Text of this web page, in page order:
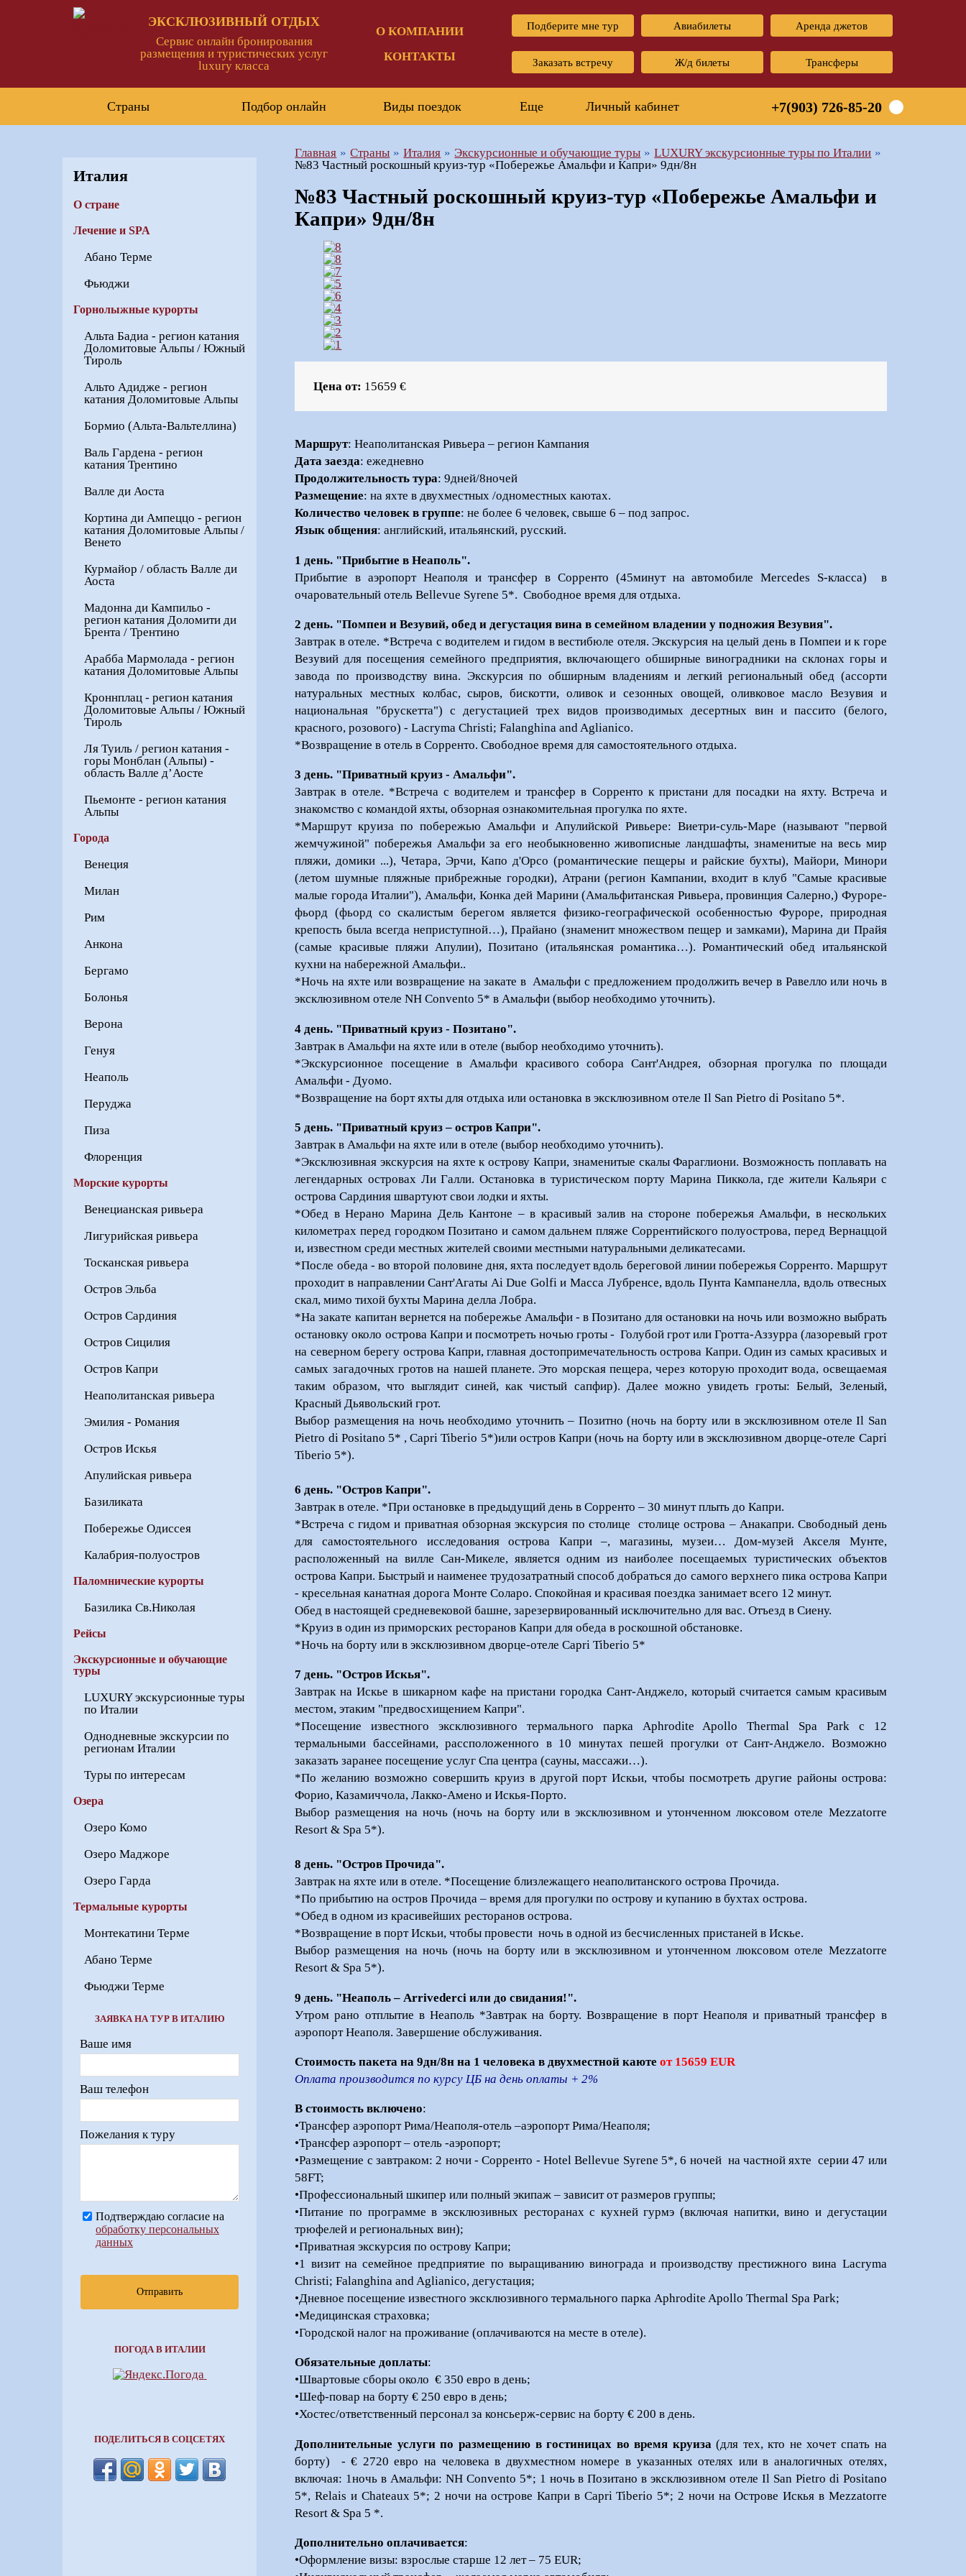
ЭКСКЛЮЗИВНЫЙ ОТДЫХ
Сервис онлайн бронирования
размещения и туристических услуг
luxury класса
О КОМПАНИИ
КОНТАКТЫ
Подберите мне тур Авиабилеты Аренда джетов
Заказать встречу Ж/д билеты Трансферы
Страны Подбор онлайн Виды поездок Еще Личный кабинет +7(903) 726-85-20
Главная Страны Италия Экскурсионные и обучающие туры
LUXURY экскурсионные туры по Италии
№83 Частный роскошный круиз-тур «Побережье Амальфи и Капри» 9дн/8н
№83 Частный роскошный круиз-тур «Побережье Амальфи и
Капри» 9дн/8н
Цена от: 15659 €
Маршрут: Неаполитанская Ривьера – регион Кампания
Дата заезда: ежедневно
Продолжительность тура: 9дней/8ночей
Размещение: на яхте в двухместных /одноместных каютах.
Количество человек в группе: не более 6 человек, свыше 6 – под запрос.
Язык общения: английский, итальянский, русский.
1 день. "Прибытие в Неаполь".
Прибытие в аэропорт Неаполя и трансфер в Сорренто (45минут на автомобиле Mercedes S-класса) в
очаровательный отель Bellevue Syrene 5*. Свободное время для отдыха.
2 день. "Помпеи и Везувий, обед и дегустация вина в семейном владении у подножия Везувия".
Завтрак в отеле. *Встреча с водителем и гидом в вестибюле отеля. Экскурсия на целый день в Помпеи и к горе
Везувий для посещения семейного предприятия, включающего обширные виноградники на склонах горы и
завода по производству вина. Экскурсия по обширным владениям и легкий региональный обед (ассорти
натуральных местных колбас, сыров, бискотти, оливок и сезонных овощей, оливковое масло Везувия и
национальная "брускетта") с дегустацией трех видов производимых десертных вин и пассито (белого,
красного, розового) - Lacryma Christi; Falanghina and Aglianico.
*Возвращение в отель в Сорренто. Свободное время для самостоятельного отдыха.
3 день. "Приватный круиз - Амальфи".
Завтрак в отеле. *Встреча с водителем и трансфер в Сорренто к пристани для посадки на яхту. Встреча и
знакомство с командой яхты, обзорная ознакомительная прогулка по яхте.
*Маршрут круиза по побережью Амальфи и Апулийской Ривьере: Виетри-суль-Маре (называют "первой
жемчужиной" побережья Амальфи за его необыкновенно живописные ландшафты, знаменитые на весь мир
пляжи, домики ...), Четара, Эрчи, Капо д'Орсо (романтические пещеры и райские бухты), Майори, Минори
(летом шумные пляжные прибрежные городки), Атрани (регион Кампании, входит в клуб "Самые красивые
малые города Италии"), Амальфи, Конка дей Марини (Амальфитанская Ривьера, провинция Салерно,) Фуроре-
фьорд (фьорд со скалистым берегом является физико-географической особенностью Фуроре, природная
крепость была всегда неприступной…), Прайано (знаменит множеством пещер и замками), Марина ди Прайя
(самые красивые пляжи Апулии), Позитано (итальянская романтика…). Романтический обед итальянской
кухни на набережной Амальфи..
*Ночь на яхте или возвращение на закате в Амальфи с предложением продолжить вечер в Равелло или ночь в
эксклюзивном отеле NH Convento 5* в Амальфи (выбор необходимо уточнить).
4 день. "Приватный круиз - Позитано".
Завтрак в Амальфи на яхте или в отеле (выбор необходимо уточнить).
*Экскурсионное посещение в Амальфи красивого собора Сант'Андрея, обзорная прогулка по площади
Амальфи - Дуомо.
*Возвращение на борт яхты для отдыха или остановка в эксклюзивном отеле Il San Pietro di Positano 5*.
5 день. "Приватный круиз – остров Капри".
Завтрак в Амальфи на яхте или в отеле (выбор необходимо уточнить).
*Эксклюзивная экскурсия на яхте к острову Капри, знаменитые скалы Фараглиони. Возможность поплавать на
легендарных островах Ли Галли. Остановка в туристическом порту Марина Пиккола, где жители Кальяри с
острова Сардиния швартуют свои лодки и яхты.
*Обед в Нерано Марина Дель Кантоне – в красивый залив на стороне побережья Амальфи, в нескольких
километрах перед городком Позитано и самом дальнем пляже Соррентийского полуострова, перед Вернаццой
и, известном среди местных жителей своими местными натуральными деликатесами.
*После обеда - во второй половине дня, яхта последует вдоль береговой линии побережья Сорренто. Маршрут
проходит в направлении Сант'Агаты Ai Due Golfi и Масса Лубренсе, вдоль Пунта Кампанелла, вдоль отвесных
скал, мимо тихой бухты Марина делла Лобра.
*На закате капитан вернется на побережье Амальфи - в Позитано для остановки на ночь или возможно выбрать
остановку около острова Капри и посмотреть ночью гроты - Голубой грот или Гротта-Аззурра (лазоревый грот
на северном берегу острова Капри, главная достопримечательность острова Капри. Один из самых красивых и
самых загадочных гротов на нашей планете. Это морская пещера, через которую проходит вода, освещаемая
таким образом, что выглядит синей, как чистый сапфир). Далее можно увидеть гроты: Белый, Зеленый,
Красный Дьявольский грот.
Выбор размещения на ночь необходимо уточнить – Позитно (ночь на борту или в эксклюзивном отеле Il San
Pietro di Positano 5* , Capri Tiberio 5*)или остров Капри (ночь на борту или в эксклюзивном дворце-отеле Capri
Tiberio 5*).
6 день. "Остров Капри".
Завтрак в отеле. *При остановке в предыдущий день в Сорренто – 30 минут плыть до Капри.
*Встреча с гидом и приватная обзорная экскурсия по столице столице острова – Анакапри. Свободный день
для самостоятельного исследования острова Капри –, магазины, музеи… Дом-музей Акселя Мунте,
расположенный на вилле Сан-Микеле, является одним из наиболее посещаемых туристических объектов
острова Капри. Быстрый и наименее трудозатратный способ добраться до самого верхнего пика острова Капри
- кресельная канатная дорога Монте Соларо. Спокойная и красивая поездка занимает всего 12 минут.
Обед в настоящей средневековой башне, зарезервированный исключительно для вас. Отъезд в Сиену.
*Круиз в один из приморских ресторанов Капри для обеда в роскошной обстановке.
*Ночь на борту или в эксклюзивном дворце-отеле Capri Tiberio 5*
7 день. "Остров Искья".
Завтрак на Искье в шикарном кафе на пристани городка Сант-Анджело, который считается самым красивым
местом, этаким "предвосхищением Капри".
*Посещение известного эксклюзивного термального парка Aphrodite Apollo Thermal Spa Park с 12
термальными бассейнами, рассположенного в 10 минутах пешей прогулки от Сант-Анджело. Возможно
заказать заранее посещение услуг Спа центра (сауны, массажи…).
*По желанию возможно совершить круиз в другой порт Искьи, чтобы посмотреть другие районы острова:
Форио, Казамиччола, Лакко-Амено и Искья-Порто.
Выбор размещения на ночь (ночь на борту или в эксклюзивном и утонченном люксовом отеле Mezzatorre
Resort & Spa 5*).
8 день. "Остров Прочида".
Завтрак на яхте или в отеле. *Посещение близлежащего неаполитанского острова Прочида.
*По прибытию на остров Прочида – время для прогулки по острову и купанию в бухтах острова.
*Обед в одном из красивейших ресторанов острова.
*Возвращение в порт Искьи, чтобы провести ночь в одной из бесчисленных пристаней в Искье.
Выбор размещения на ночь (ночь на борту или в эксклюзивном и утонченном люксовом отеле Mezzatorre
Resort & Spa 5*).
9 день. "Неаполь – Arrivederci или до свидания!".
Утром рано отплытие в Неаполь *Завтрак на борту. Возвращение в порт Неаполя и приватный трансфер в
аэропорт Неаполя. Завершение обслуживания.
Стоимость пакета на 9дн/8н на 1 человека в двухместной каютеот 15659 EUR
Оплата производится по курсу ЦБ на день оплаты + 2%
В стоимость включено:
•Трансфер аэропорт Рима/Неаполя-отель –аэропорт Рима/Неаполя;
•Трансфер аэропорт – отель -аэропорт;
•Размещение с завтраком: 2 ночи - Сорренто - Hotel Bellevue Syrene 5*, 6 ночей на частной яхте серии 47 или
58FT;
•Профессиональный шкипер или полный экипаж – зависит от размеров группы;
•Питание по программе в эксклюзивных ресторанах с кухней гурмэ (включая напитки, вино и дегустации
трюфелей и региональных вин);
•Приватная экскурсия по острову Капри;
•1 визит на семейное предприятие по выращиванию винограда и производству престижного вина Lacryma
Christi; Falanghina and Aglianico, дегустация;
•Дневное посещение известного эксклюзивного термального парка Aphrodite Apollo Thermal Spa Park;
•Медицинская страховка;
•Городской налог на проживание (оплачиваются на месте в отеле).
Обязательные доплаты:
•Швартовые сборы около € 350 евро в день;
•Шеф-повар на борту € 250 евро в день;
•Хостес/ответственный персонал за консьерж-сервис на борту € 200 в день.
Дополнительные услуги по размещению в гостиницах во время круиза(для тех, кто не хочет спать на
борту) - € 2720 евро на человека в двухместном номере в указанных отелях или в аналогичных отелях,
включая: 1ночь в Амальфи: NH Convento 5*; 1 ночь в Позитано в эксклюзивном отеле Il San Pietro di Positano
5*, Relais и Chateaux 5*; 2 ночи на острове Капри в Capri Tiberio 5*; 2 ночи на Острове Искья в Mezzatorre
Resort & Spa 5 *.
Дополнительно оплачивается:
•Оформление визы: взрослые старше 12 лет – 75 EUR;
Италия
О стране
Лечение и SPA
Абано Терме
Фьюджи
Горнолыжные курорты
Альта Бадиа - регион катания
Доломитовые Альпы / Южный
Тироль
Альто Адидже - регион
катания Доломитовые Альпы
Бормио (Альта-Вальтеллина)
Валь Гардена - регион
катания Трентино
Валле ди Аоста
Кортина ди Ампеццо - регион
катания Доломитовые Альпы /
Венето
Курмайор / область Валле ди
Аоста
Мадонна ди Кампильо -
регион катания Доломити ди
Брента / Трентино
Арабба Мармолада - регион
катания Доломитовые Альпы
Кроннплац - регион катания
Доломитовые Альпы / Южный
Тироль
Ля Туиль / регион катания -
горы Монблан (Альпы) -
область Валле д’Аосте
Пьемонте - регион катания
Альпы
Города
Венеция
Милан
Рим
Анкона
Бергамо
Болонья
Верона
Генуя
Неаполь
Перуджа
Пиза
Флоренция
Морские курорты
Венецианская ривьера
Лигурийская ривьера
Тосканская ривьера
Остров Эльба
Остров Сардиния
Остров Сицилия
Остров Капри
Неаполитанская ривьера
Эмилия - Романия
Остров Искья
Апулийская ривьера
Базиликата
Побережье Одиссея
Калабрия-полуостров
Паломнические курорты
Базилика Св.Николая
Рейсы
Экскурсионные и обучающие
туры
LUXURY экскурсионные туры
по Италии
Однодневные экскурсии по
регионам Италии
Туры по интересам
Озера
Озеро Комо
Озеро Маджоре
Озеро Гарда
Термальные курорты
Монтекатини Терме
Абано Терме
Фьюджи Терме
ЗАЯВКА НА ТУР В ИТАЛИЮ
Ваше имя
Ваш телефон
Пожелания к туру
Подтверждаю согласие на
обработку персональных
данных
Отправить
ПОГОДА В ИТАЛИИ
ПОДЕЛИТЬСЯ В СОЦСЕТЯХ